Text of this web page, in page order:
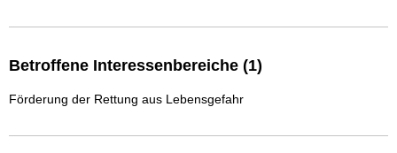
Betroffene Interessenbereiche (1)
Förderung der Rettung aus Lebensgefahr